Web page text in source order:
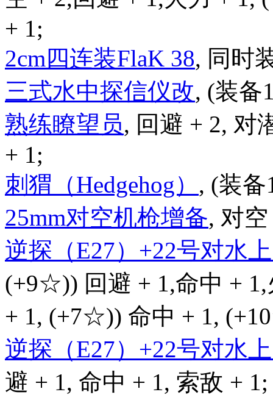
+ 1;
2cm四连装FlaK 38, 同时
三式水中探信仪改, (装备
熟练瞭望员, 回避 + 2, 对
+ 1;
刺猬（Hedgehog） , (装备
25mm对空机枪增备, 对
逆探（E27）+22号对水
(+9☆)) 回避 + 1,命中 +
+ 1, (+7☆)) 命中 + 1,
逆探（E27）+22号对水
避 + 1, 命中 + 1, 索敌 + 1;